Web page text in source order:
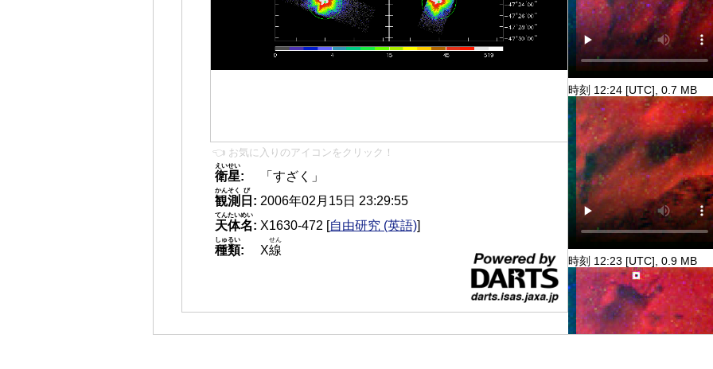
👈 お気に入りのアイコンをクリック！
衛星
えいせい
:
「すざく」
観測
かんそく
日
び
: 2006年02月15日 23:29:55
天体名
てんたいめい
: X1630-472 [自由研究 (英語)]
種類
しゅるい
: X線
せん
時刻 12:24 [UTC], 0.7 MB
時刻 12:23 [UTC], 0.9 MB